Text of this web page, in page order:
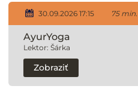
30.09.2026 17:15 75 min.
AyurYoga
Lektor: Šárka
Zobraziť